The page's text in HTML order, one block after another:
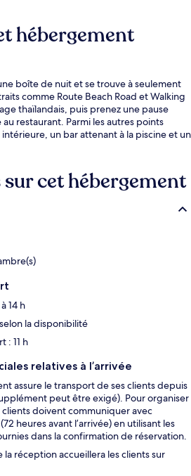
hébergement
boîte de nuit et se trouve à seulement
comme Route Beach Road et Walking
thaïlandais, puis prenez une pause
restaurant. Parmi les autres points
un bar attenant à la piscine et un
sur cet hébergement
14 h
la disponibilité
: 11 h
relatives à l’arrivée
assure le transport de ses clients depuis
peut être exigé). Pour organiser
doivent communiquer avec
heures avant l’arrivée) en utilisant les
dans la confirmation de réservation.
la réception accueillera les clients sur